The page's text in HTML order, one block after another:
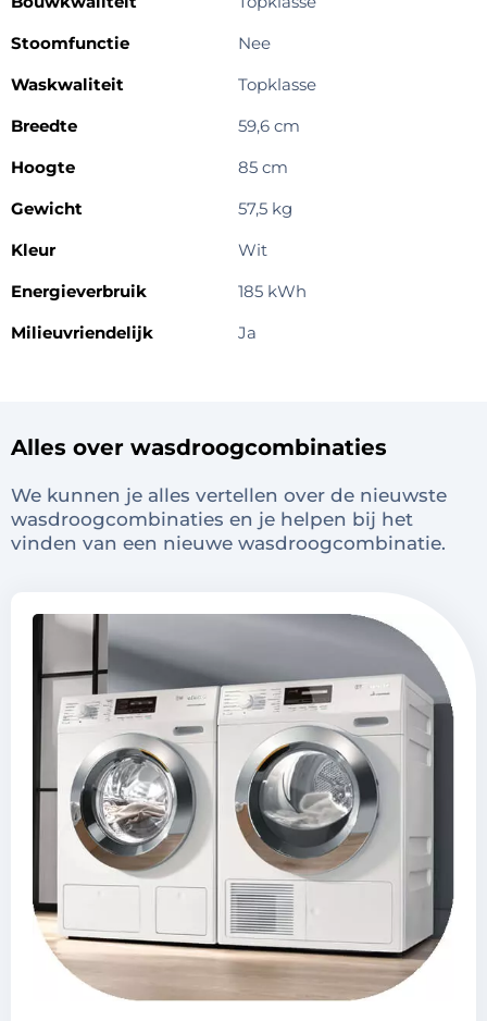
Stoomfunctie
Nee
Waskwaliteit
Topklasse
Breedte
59,6 cm
Hoogte
85 cm
Gewicht
57,5 kg
Kleur
Wit
Energieverbruik
185 kWh
Milieuvriendelijk
Ja
Alles over wasdroogcombinaties
We kunnen je alles vertellen over de nieuwste
wasdroogcombinaties en je helpen bij het
vinden van een nieuwe wasdroogcombinatie.